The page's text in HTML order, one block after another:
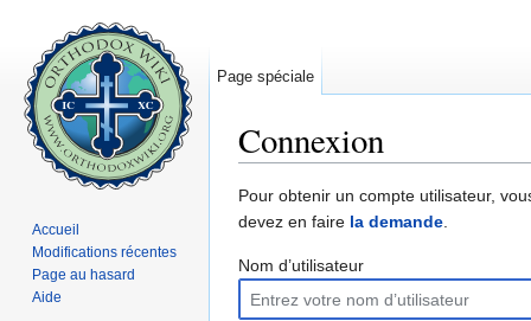
Connexion
Pour obtenir un compte utilisateur,
devez en faire la demande.
Nom d’utilisateur
Page spéciale
Accueil
Modifications récentes
Page au hasard
Aide